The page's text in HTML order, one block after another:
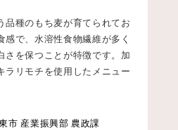
品種のもち麦が育てられてお
感で、水溶性食物繊維が多く
さを保つことが特徴です。加
ラリモチを使用したメニュー
市 産業振興部 農政課